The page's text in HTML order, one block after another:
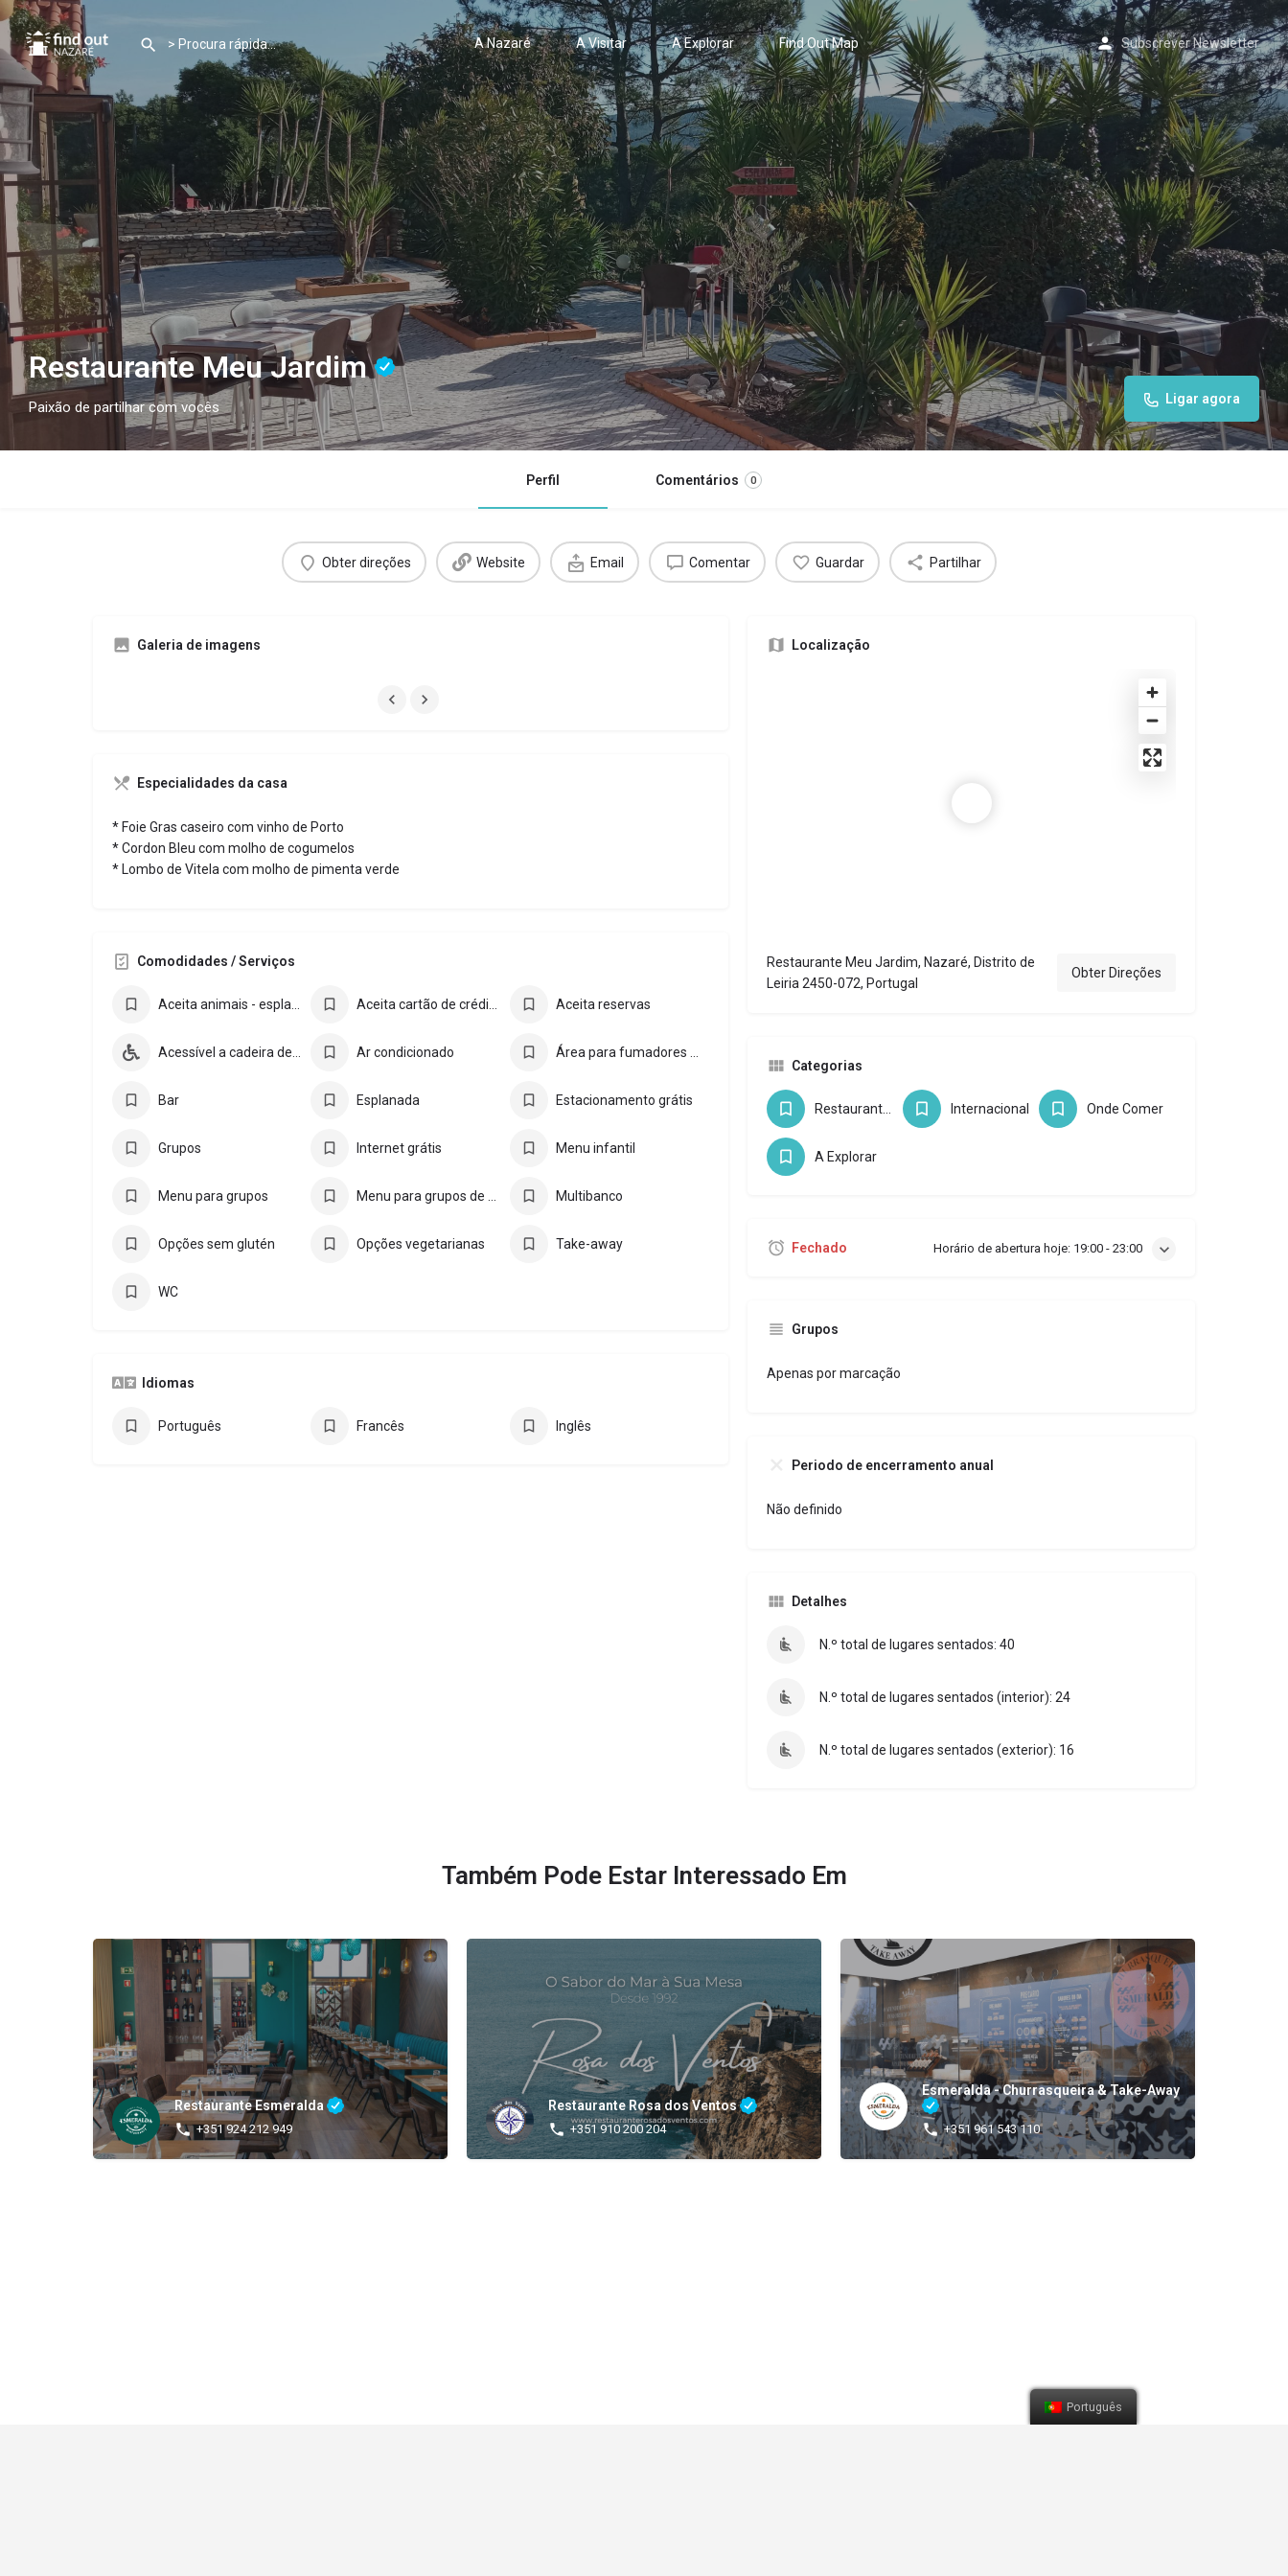
A Nazaré A Visitar A Explorar Find Out Map Subscrever Newsletter
Restaurante Meu Jardim
Paixão de partilhar com vocês Ligar agora
Perfil Comentários 0
Obter direções Website Email Comentar Guardar Partilhar
Galeria de imagens
Especialidades da casa
* Foie Gras caseiro com vinho de Porto
* Cordon Bleu com molho de cogumelos
* Lombo de Vitela com molho de pimenta verde
Comodidades / Serviços
Aceita animais - esplanada Aceita cartão de crédito Aceita reservas
Acessível a cadeira de rodas Ar condicionado Área para fumadores exterior
Bar Esplanada Estacionamento grátis
Grupos Internet grátis Menu infantil
Menu para grupos Menu para grupos de turismo Multibanco
Opções sem glutén Opções vegetarianas Take-away
WC
Idiomas
Português Francês Inglês
Localização
Restaurante Meu Jardim, Nazaré, Distrito de
Leiria 2450-072, Portugal
Obter Direções
Categorias
Restaurantes Internacional Onde Comer
A Explorar
Fechado Horário de abertura hoje: 19:00 - 23:00
Grupos
Apenas por marcação
Periodo de encerramento anual
Não definido
Detalhes
N.º total de lugares sentados: 40
N.º total de lugares sentados (interior): 24
N.º total de lugares sentados (exterior): 16
Também Pode Estar Interessado Em
Restaurante Esmeralda
+351 924 212 949
Restaurante Rosa dos Ventos
+351 910 200 204
Esmeralda - Churrasqueira & Take-Away
+351 961 543 110
Português